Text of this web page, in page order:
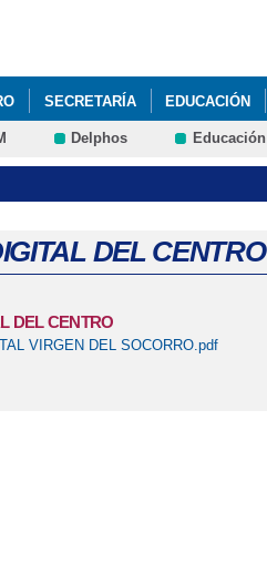
SECRETARÍA EDUCACIÓN
2025/2026
Delphos Educación
DEL CENTRO
DEL CENTRO
VIRGEN DEL SOCORRO.pdf